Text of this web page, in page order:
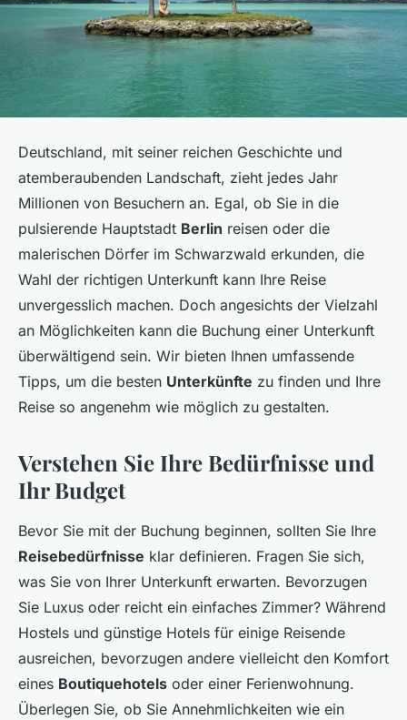
Deutschland, mit seiner reichen Geschichte und
atemberaubenden Landschaft, zieht jedes Jahr
Millionen von Besuchern an. Egal, ob Sie in die
pulsierende Hauptstadt Berlin reisen oder die
malerischen Dörfer im Schwarzwald erkunden, die
Wahl der richtigen Unterkunft kann Ihre Reise
unvergesslich machen. Doch angesichts der Vielzahl
an Möglichkeiten kann die Buchung einer Unterkunft
überwältigend sein. Wir bieten Ihnen umfassende
Tipps, um die besten Unterkünfte zu finden und Ihre
Reise so angenehm wie möglich zu gestalten.
Verstehen Sie Ihre Bedürfnisse und
Ihr Budget
Bevor Sie mit der Buchung beginnen, sollten Sie Ihre
Reisebedürfnisse klar definieren. Fragen Sie sich,
was Sie von Ihrer Unterkunft erwarten. Bevorzugen
Sie Luxus oder reicht ein einfaches Zimmer? Während
Hostels und günstige Hotels für einige Reisende
ausreichen, bevorzugen andere vielleicht den Komfort
eines Boutiquehotels oder einer Ferienwohnung.
Überlegen Sie, ob Sie Annehmlichkeiten wie ein